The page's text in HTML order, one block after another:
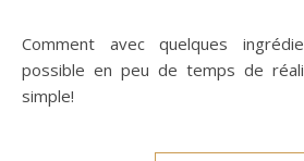
Comment avec quelques ingrédients simples, il est
possible en peu de temps de
simple!